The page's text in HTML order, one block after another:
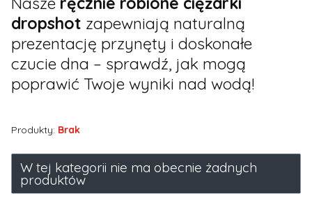
dropshot zapewniają naturalną
prezentację przynęty i doskonałe
czucie dna – sprawdź, jak mogą
poprawić Twoje wyniki nad wodą!
Produkty: Brak
Lista produktów
W tej kategorii nie ma obecnie żadnych
produktów